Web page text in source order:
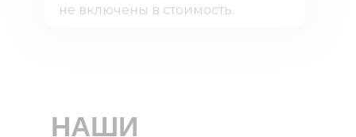
не включены в стоимость.
НАШИ